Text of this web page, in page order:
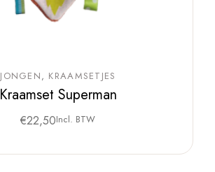
JONGEN KRAAMSETJES
Kraamset Superman
€22,50Incl. BTW